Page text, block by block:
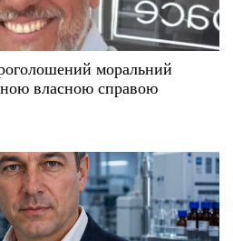
моральний
власною справою